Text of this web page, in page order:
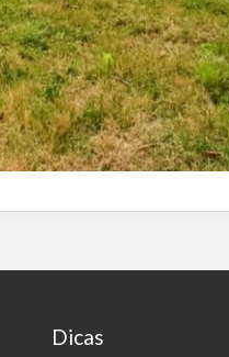
Dicas